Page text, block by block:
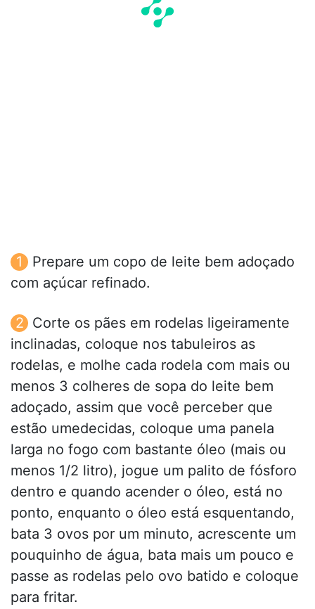
Prepare um copo de leite bem adoçado
com açúcar refinado.
Corte os pães em rodelas ligeiramente
inclinadas, coloque nos tabuleiros as
rodelas, e molhe cada rodela com mais ou
menos 3 colheres de sopa do leite bem
adoçado, assim que você perceber que
estão umedecidas, coloque uma panela
larga no fogo com bastante óleo (mais ou
menos 1/2 litro), jogue um palito de fósforo
dentro e quando acender o óleo, está no
ponto, enquanto o óleo está esquentando,
bata 3 ovos por um minuto, acrescente um
pouquinho de água, bata mais um pouco e
passe as rodelas pelo ovo batido e coloque
para fritar.